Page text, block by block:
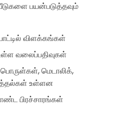
பயன்படுத்தவும்
விளக்கங்கள்
வலைப்பதிவுகள்
மெடாலிக்,
உள்ளன
பிரச்சாரங்கள்